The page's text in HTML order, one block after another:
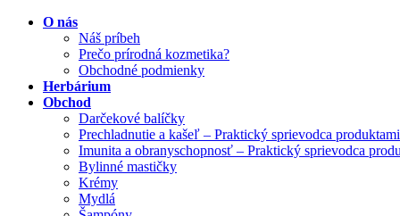
O nás
Náš príbeh
Prečo prírodná kozmetika?
Obchodné podmienky
Herbárium
Obchod
Darčekové balíčky
Prechladnutie a kašeľ – Praktický sprievodca produktami
Imunita a obranyschopnosť – Praktický sprievodca
Bylinné mastičky
Krémy
Mydlá